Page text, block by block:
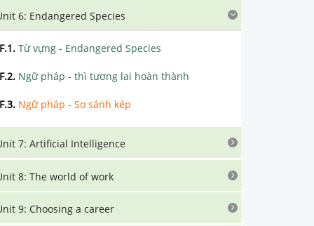
6: Endangered Species
F.1. Từ vựng - Endangered Species
F.2. Ngữ pháp - thì tương lai hoàn thành
F.3. Ngữ pháp - So sánh kép
7: Artificial Intelligence
8: The world of work
9: Choosing a career